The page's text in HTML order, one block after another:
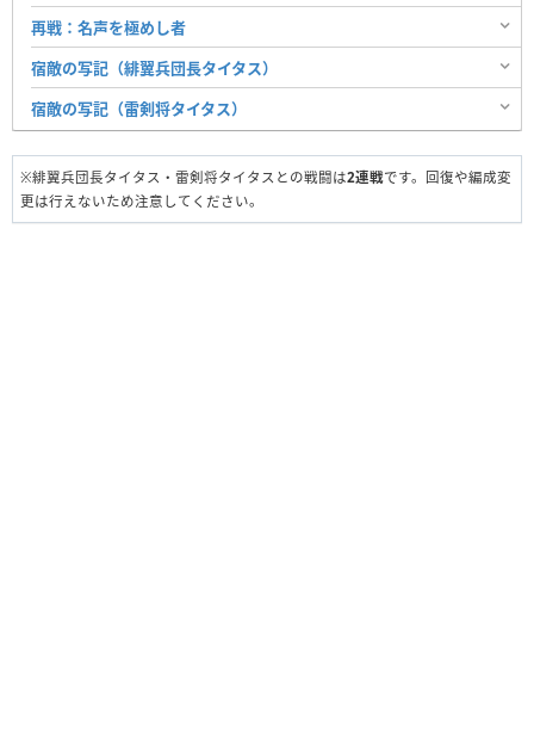
再戦：名声を極めし者
宿敵の写記（緋翼兵団長タイタス）
宿敵の写記（雷剣将タイタス）
※緋翼兵団長タイタス・雷剣将タイタスとの戦闘は2連戦です。回復や編成変
更は行えないため注意してください。